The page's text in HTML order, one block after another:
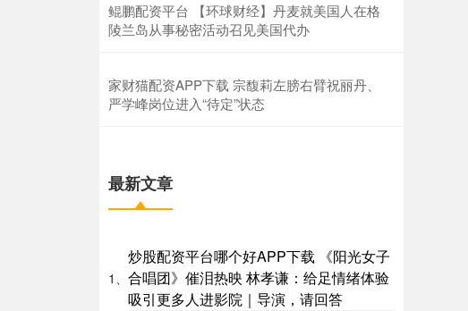
鲲鹏配资平台 【环球财经】丹麦就美国人在格
陵兰岛从事秘密活动召见美国代办
家财猫配资APP下载 宗馥莉左膀右臂祝丽丹、
严学峰岗位进入“待定”状态
最新文章
1、
炒股配资平台哪个好APP下载 《阳光女子
合唱团》催泪热映 林孝谦：给足情绪体验
吸引更多人进影院｜导演，请回答